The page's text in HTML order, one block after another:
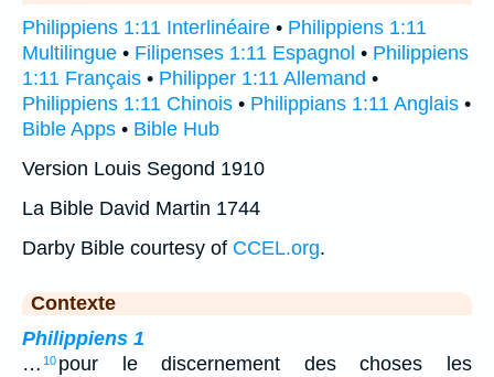
Philippiens 1:11 Interlinéaire • Philippiens 1:11
Multilingue • Filipenses 1:11 Espagnol • Philippiens
1:11 Français • Philipper 1:11 Allemand •
Philippiens 1:11 Chinois • Philippians 1:11 Anglais •
Bible Apps • Bible Hub
Version Louis Segond 1910
La Bible David Martin 1744
Darby Bible courtesy of CCEL.org.
Contexte
Philippiens 1
… 10 pour le discernement des choses les